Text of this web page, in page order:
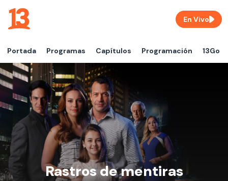
Portada Programas Capítulos Programación 13Go
En Vivo
Rastros de mentiras